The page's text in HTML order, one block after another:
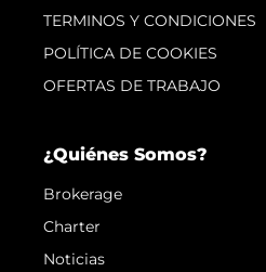
TERMINOS Y CONDICIONES
POLÍTICA DE COOKIES
OFERTAS DE TRABAJO
¿Quiénes Somos?
Brokerage
Charter
Noticias